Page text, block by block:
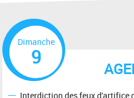
Dimanche
9
Interdiction des feux d'artifice